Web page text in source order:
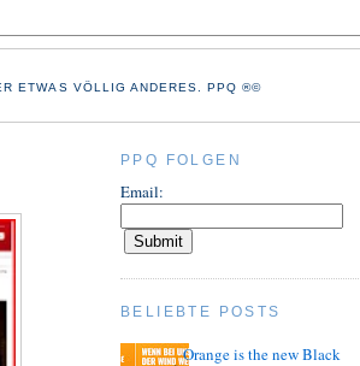
ETWAS VÖLLIG ANDERES. PPQ ®©
PPQ FOLGEN
Email:
BELIEBTE POSTS
Orange is the new Black